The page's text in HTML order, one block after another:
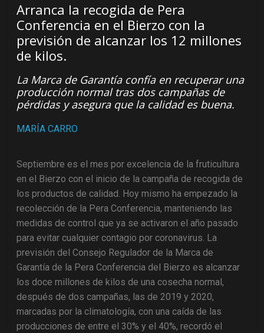
Arranca la recogida de Pera
Conferencia en el Bierzo con la
previsión de alcanzar los 12 millones
de kilos.
La Marca de Garantía confía en recuperar una
producción normal tras dos campañas de
pérdidas y asegura que la calidad es buena.
MARÍA CARRO
Septiembre es el mes por excelencia de la fruticultura
en el Bierzo con el inicio de la campaña de recogida de
los productos de calidad. Hoy mismo ha empezado la
recolección de la Pera Conferencia, manteniendo las
medidas de control que ya se activaron el año pasado
para evitar cualquier contagio por coronavirus. La
previsión del Consejo Regulador de la Marca de
Garantía de la Pera Conferencia del Bierzo es alcanzar
los doce millones de kilos de una cosecha normal,
después de dos campañas, las de 2019 y 2020,
marcadas por la climatología, con una caída de las
producciones de entre el 30% y el 40%, recordó el